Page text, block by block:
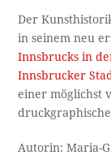
Der
in seinem neu
Innsbrucks in
Innsbrucker
einer möglichst
Autorin: Maria-